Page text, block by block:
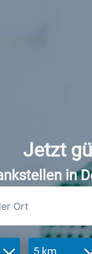
Jetzt
in
5 km